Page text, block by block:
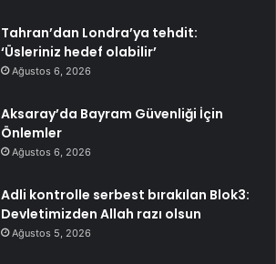
Tahran’dan Londra’ya tehdit:
‘Üsleriniz hedef olabilir’
Ağustos 6, 2026
Aksaray’da Bayram Güvenliği İçin
Önlemler
Ağustos 6, 2026
Adli kontrolle serbest bırakılan Blok3:
Devletimizden Allah razı olsun
Ağustos 5, 2026